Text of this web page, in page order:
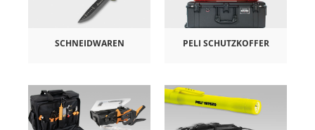
SCHNEIDWAREN PELI SCHUTZKOFFER